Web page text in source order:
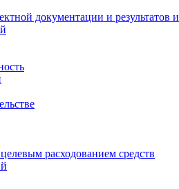
документации и
расходованием средств